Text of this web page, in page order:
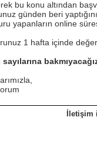
bu konu altından
günden beri
yapanların online
1 hafta içinde
sayılarına